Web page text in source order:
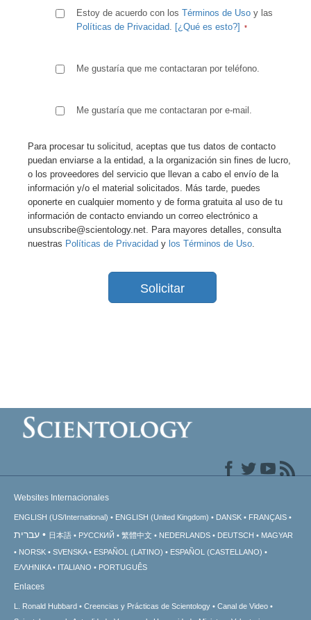
Estoy de acuerdo con los Términos de Uso y las
Políticas de Privacidad. [¿Qué es esto?]
Me gustaría que me contactaran por teléfono.
Me gustaría que me contactaran por e-mail.
Para procesar tu solicitud, aceptas que tus datos de contacto
puedan enviarse a la entidad, a la organización sin fines de lucro,
o los proveedores del servicio que llevan a cabo el envío de la
información y/o el material solicitados. Más tarde, puedes
oponerte en cualquier momento y de forma gratuita al uso de tu
información de contacto enviando un correo electrónico a
unsubscribe@scientology.net. Para mayores detalles, consulta
nuestras Políticas de Privacidad y los Términos de Uso.
Solicitar
Websites Internacionales
ENGLISH (US/International) ENGLISH (United Kingdom) DANSK FRANÇAIS
עברית 日本語 РУССКИЙ 繁體中文 NEDERLANDS DEUTSCH
MAGYAR
NORSK
SVENSKA ESPAÑOL (LATINO)
ESPAÑOL (CASTELLANO)
ΕΛΛΗΝΙΚA
ITALIANO PORTUGUÊS
Enlaces
L. Ronald Hubbard Creencias y Prácticas de Scientology
Canal de Video